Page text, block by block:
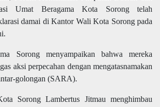
Umat Beragama Kota Sorong telah
damai di Kantor Wali Kota Sorong pada
Sorong menyampaikan bahwa mereka
aksi perpecahan dengan mengatasnamakan
golongan (SARA).
Sorong Lambertus Jitmau menghimbau